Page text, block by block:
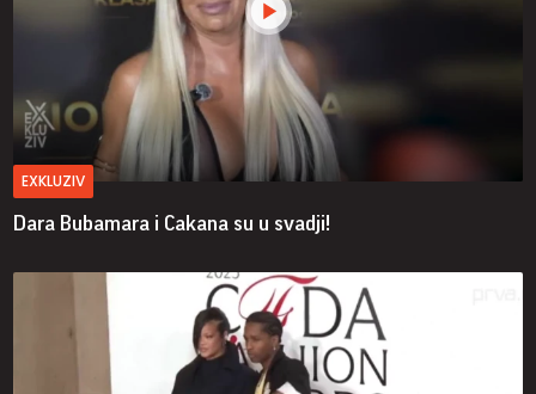
EXKLUZIV
Dara Bubamara i Cakana su u svadji!